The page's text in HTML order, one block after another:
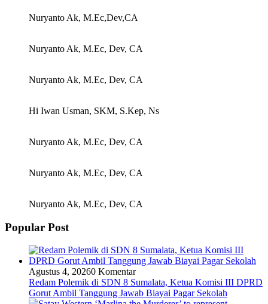
Nuryanto Ak, M.Ec,Dev,CA
Nuryanto Ak, M.Ec, Dev, CA
Nuryanto Ak, M.Ec, Dev, CA
Hi Iwan Usman, SKM, S.Kep, Ns
Nuryanto Ak, M.Ec, Dev, CA
Nuryanto Ak, M.Ec, Dev, CA
Nuryanto Ak, M.Ec, Dev, CA
Popular Post
Agustus 4, 20260 Komentar
Redam Polemik di SDN 8 Sumalata, Ketua Komisi III DPRD
Gorut Ambil Tanggung Jawab Biayai Pagar Sekolah